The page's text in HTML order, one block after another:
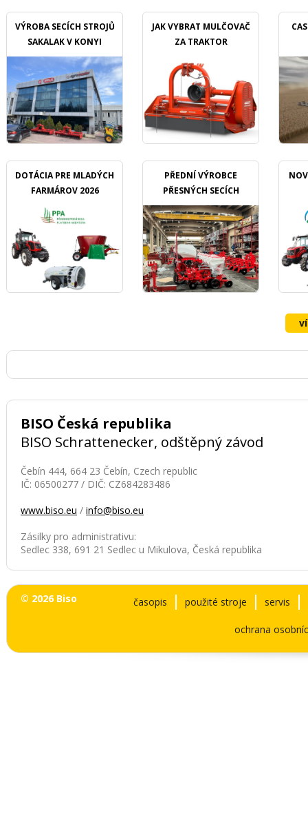
VÝROBA SECÍCH STROJŮ
SAKALAK V KONYI
JAK VYBRAT MULČOVAČ
ZA TRAKTOR
DOTÁCIA PRE MLADÝCH
FARMÁROV 2026
PŘEDNÍ VÝROBCE
PŘESNÝCH SECÍCH
STROJŮ OZDOKEN
BISO Česká republika
BISO Schrattenecker, odštěpný závod
Čebín 444, 664 23 Čebín, Czech republic
IČ: 06500277 / DIČ: CZ684283486
www.biso.eu / info@biso.eu
Zásilky pro administrativu:
Sedlec 338, 691 21 Sedlec u Mikulova, Česká republika
© 2026 Biso časopis použité stroje servis
ochrana